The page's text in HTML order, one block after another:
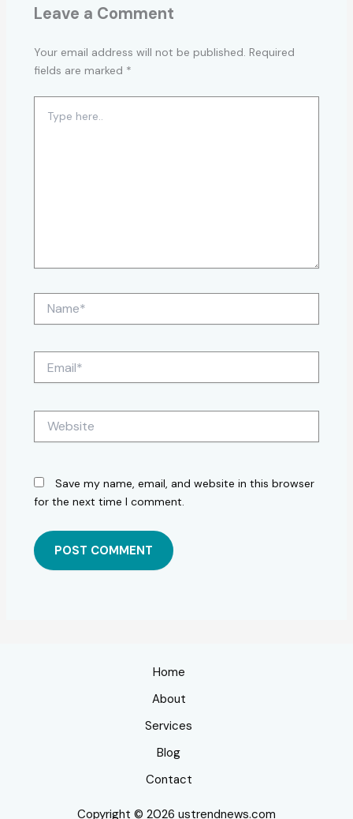
Leave a Comment
Your email address will not be published. Required
fields are marked *
here..
Save my name, email, and website in this browser
for the next time I comment.
Home
About
Services
Blog
Contact
Copyright © 2026 ustrendnews.com